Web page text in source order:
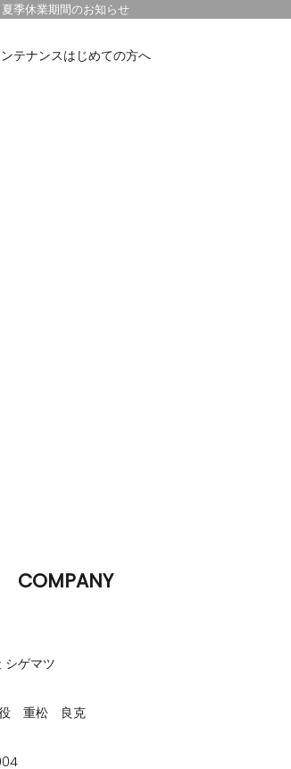
夏季休業期間のお知らせ
テナンスはじめての方へ
COMPANY
シゲマツ
役 重松 良克